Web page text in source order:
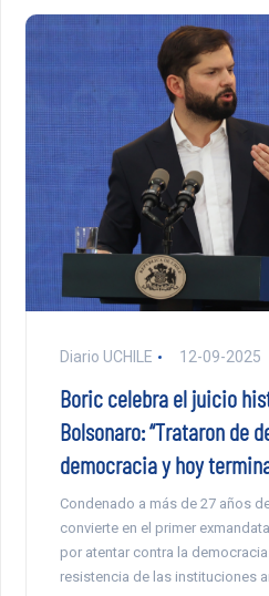
Diario UCHILE 12-09-2025
Boric celebra el juicio
Bolsonaro: “Trataron de
democracia y hoy
Condenado a más de 27 años
convierte en el primer
por atentar contra la
resistencia de las instituciones